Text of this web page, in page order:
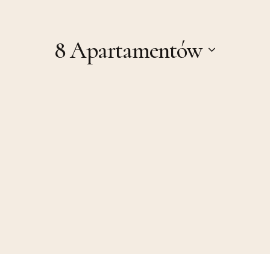
8 Apartamentów